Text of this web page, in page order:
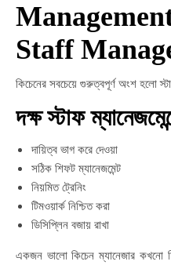
Staff
কিচেনের সবচেয়ে গুরুত্বপূর্ণ অংশ হলো
দক্ষ স্টাফ
দায়িত্ব ভাগ করে দেওয়া
সঠিক শিফট ম্যানেজমেন্ট
নিয়মিত ট্রেনিং
টিমওয়ার্ক নিশ্চিত করা
ডিসিপ্লিন বজায় রাখা
একজন ভালো কিচেন ম্যানেজার কখনো